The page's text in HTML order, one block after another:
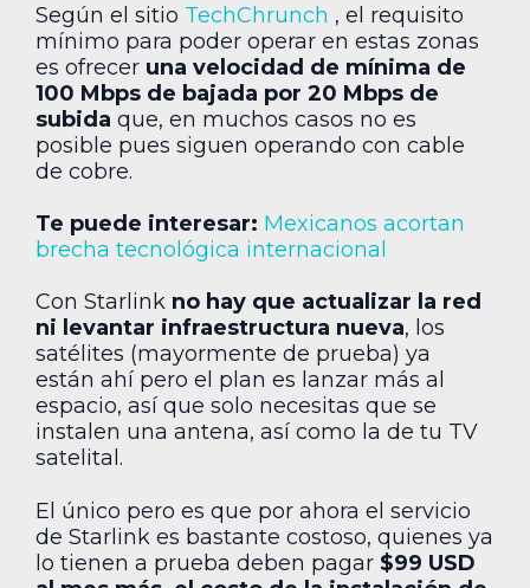
Según el sitio TechChrunch , el requisito
mínimo para poder operar en estas zonas
es ofrecer una velocidad de mínima de
100 Mbps de bajada por 20 Mbps de
subida que, en muchos casos no es
posible pues siguen operando con cable
de cobre.
Te puede interesar: Mexicanos acortan
brecha tecnológica internacional
Con Starlink no hay que actualizar la red
ni levantar infraestructura nueva, los
satélites (mayormente de prueba) ya
están ahí pero el plan es lanzar más al
espacio, así que solo necesitas que se
instalen una antena, así como la de tu TV
satelital.
El único pero es que por ahora el servicio
de Starlink es bastante costoso, quienes ya
lo tienen a prueba deben pagar $99 USD